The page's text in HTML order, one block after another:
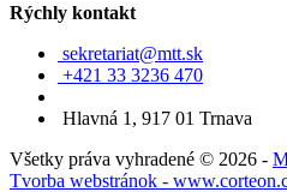
Rýchly kontakt
sekretariat@mtt.sk
+421 33 3236 470
Hlavná 1, 917 01 Trnava
Všetky práva vyhradené © 2026 -
Tvorba webstránok -